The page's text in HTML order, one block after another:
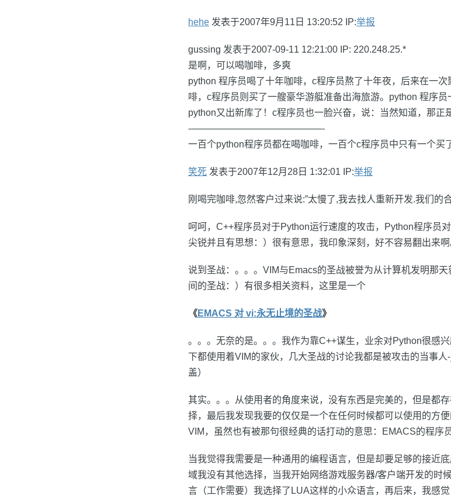
hehe 发表于2007年9月11日 13:20:52 IP:举报
gussing 发表于2007-09-11 12:21:00 IP: 220.248.25.*
是啊，可以喝咖啡，多爽
python 程序员喝了十年咖啡，c程序员熬了十年夜，后来在一
啡，c程序员则买了一艘豪华游艇准备出海旅游。python 程序员
python又出新库了！c程序员也一脸兴奋，说：当然知道，那正
-——————————————-
一百个python程序员都在喝咖啡，一百个c程序员中只有一个买
笑死 发表于2007年12月28日 1:32:01 IP:举报
刚喝完咖啡,忽然客户过来说:”太慢了,我去找人重新开发.我们的
呵呵，C++程序员对于Python运行速度的攻击，Python程序员
尖锐并且有思想：）很有意思，我印象深刻，好不容易翻出来啊
说到圣战：。。。VIM与Emacs的圣战被誉为从计算机发明那
间的圣战：）有很多相关资料，这里是一个
《EMACS 对 vi:永无止境的圣战》
。。。无奈的是。。。我作为靠C++谋生，业余对Python很感
下都使用着VIM的家伙，几大圣战的讨论我都是被攻击的当事
盖）
其实。。。从使用者的角度来说，没有东西是完美的，但是都
择，最后我发现我要的仅仅是一个在任何时候都可以使用的方
VIM，虽然也有被那句很经典的话打动的意思：EMACS的程序
当我觉得我需要是一种通用的编程语言，但是却要足够的接近
域我没有其他选择，当我开始网络游戏服务器/客户端开发的时
言（工作需要）我选择了LUA这样的小众语言，再后来，我感